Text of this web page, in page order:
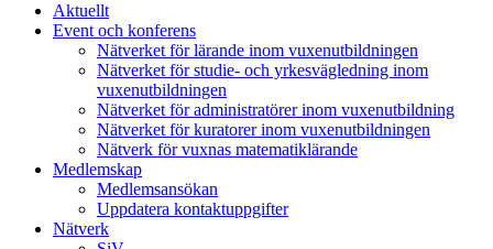
Aktuellt
Event och konferens
Nätverket för lärande inom vuxenutbildningen
Nätverket för studie- och yrkesvägledning inom
vuxenutbildningen
Nätverket för administratörer inom vuxenutbildning
Nätverket för kuratorer inom vuxenutbildningen
Nätverk för vuxnas matematiklärande
Medlemskap
Medlemsansökan
Uppdatera kontaktuppgifter
Nätverk